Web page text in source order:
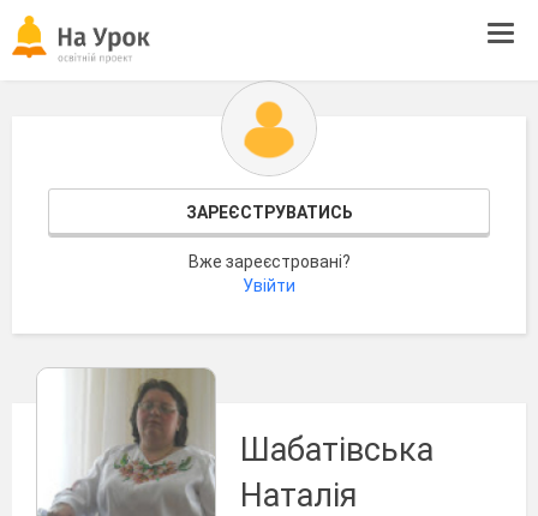
ЗАРЕЄСТРУВАТИСЬ
Вже зареєстровані?
Увійти
Шабатівська
Наталія